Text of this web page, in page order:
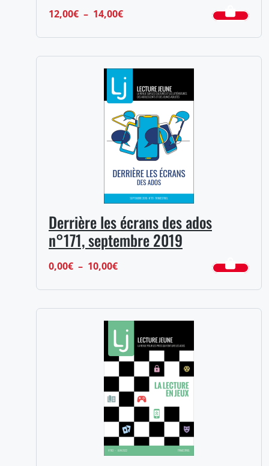
12,00€ – 14,00€Plage
12,00€
14,00€
Derrière les écrans des ados
n°171, septembre 2019
0,00€ – 10,00€Plage
0,00€
à
10,00€